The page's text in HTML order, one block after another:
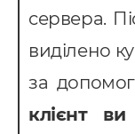
сервера.
виділено
за
клієнт ви